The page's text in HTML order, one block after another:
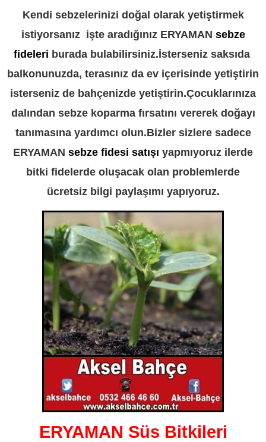
Kendi sebzelerinizi doğal olarak yetiştirmek
istiyorsanız işte aradığınız ERYAMAN sebze
fideleri burada bulabilirsiniz.İsterseniz saksıda
balkonunuzda, terasınız da ev içerisinde yetiştirin
isterseniz de bahçenizde yetiştirin.Çocuklarınıza
dalından sebze koparma fırsatını vererek doğayı
tanımasına yardımcı olun.Bizler sizlere sadece
ERYAMAN sebze fidesi satışı yapmıyoruz ilerde
bitki fidelerde oluşacak olan problemlerde
ücretsiz bilgi paylaşımı yapıyoruz.
ERYAMAN Süs Bitkileri